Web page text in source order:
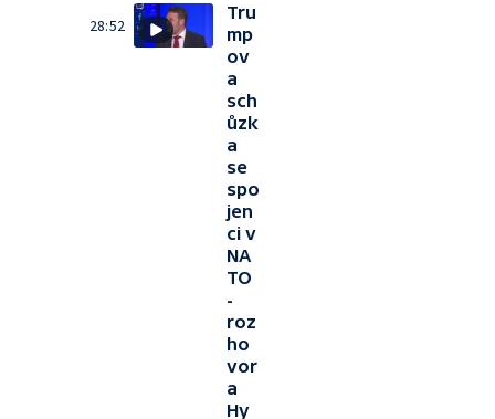
28:52
Tru
mp
ov
a
sch
ůzk
a
se
spo
jen
ci v
NA
TO
-
roz
ho
vor
a
Hy